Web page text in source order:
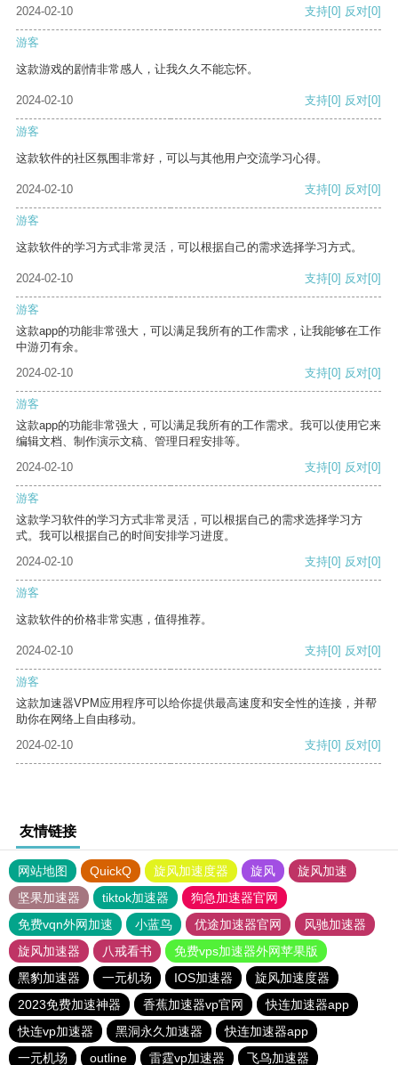
2024-02-10 支持[0] 反对[0]
游客
这款游戏的剧情非常感人，让我久久不能忘怀。
2024-02-10 支持[0] 反对[0]
游客
这款软件的社区氛围非常好，可以与其他用户交流学习心得。
2024-02-10 支持[0] 反对[0]
游客
这款软件的学习方式非常灵活，可以根据自己的需求选择学习方式。
2024-02-10 支持[0] 反对[0]
游客
这款app的功能非常强大，可以满足我所有的工作需求，让我能够在工作
中游刃有余。
2024-02-10
支持[0] 反对[0]
游客
这款app的功能非常强大，可以满足我所有的工作需求。我可以使用它来
编辑文档、制作演示文稿、管理日程安排等。
2024-02-10
支持[0] 反对[0]
游客
这款学习软件的学习方式非常灵活，可以根据自己的需求选择学习方
式。我可以根据自己的时间安排学习进度。
2024-02-10
支持[0] 反对[0]
游客
这款软件的价格非常实惠，值得推荐。
2024-02-10 支持[0] 反对[0]
游客
这款加速器VPM应用程序可以给你提供最高速度和安全性的连接，并帮
助你在网络上自由移动。
2024-02-10
支持[0] 反对[0]
友情链接
网站地图 QuickQ 旋风加速度器 旋风
旋风加速
坚果加速器
tiktok加速器
狗急加速器官网
免费vqn外网加速
小蓝鸟 优途加速器官网
风驰加速器
旋风加速器
八戒看书
免费vps加速器外网苹果版
黑豹加速器
一元机场 IOS加速器
旋风加速度器
2023免费加速神器
香蕉加速器vp官网
快连加速器app
快连vp加速器
黑洞永久加速器
快连加速器app
一元机场
outline 雷霆vp加速器 飞鸟加速器